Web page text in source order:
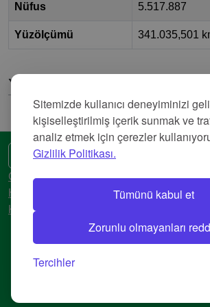
Sitemizde kullanıcı deneyiminizi
kişiselleştirilmiş içerik sunmak ve
analiz etmek için çerezler
Gizlilik Politikası.
Tümünü kabul et
Zorunlu olmayanları
Tercihler
Nüfus 5.517.887
Yüzölçümü 341.035,501
Yorumlar
🌍 Başka bir dil
Gizlilik Politikası
Hizmet Şartları
Künye
© 2018-2026